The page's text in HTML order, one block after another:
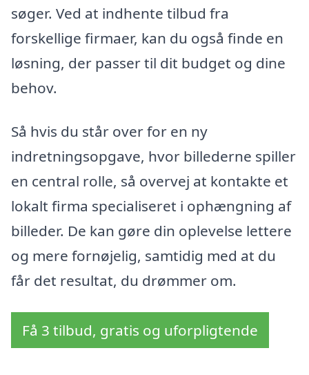
søger. Ved at indhente tilbud fra
forskellige firmaer, kan du også finde en
løsning, der passer til dit budget og dine
behov.
Så hvis du står over for en ny
indretningsopgave, hvor billederne spiller
en central rolle, så overvej at kontakte et
lokalt firma specialiseret i ophængning af
billeder. De kan gøre din oplevelse lettere
og mere fornøjelig, samtidig med at du
får det resultat, du drømmer om.
Få 3 tilbud, gratis og uforpligtende